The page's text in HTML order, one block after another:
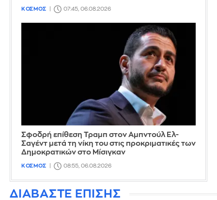
ΚΟΣΜΟΣ 07:45, 06.08.2026
Σφοδρή επίθεση Τραμπ στον Αμπντούλ Ελ-
Σαγέντ μετά τη νίκη του στις προκριματικές των
Δημοκρατικών στο Μίσιγκαν
ΚΟΣΜΟΣ 08:55, 06.08.2026
ΔΙΑΒΑΣΤΕ ΕΠΙΣΗΣ